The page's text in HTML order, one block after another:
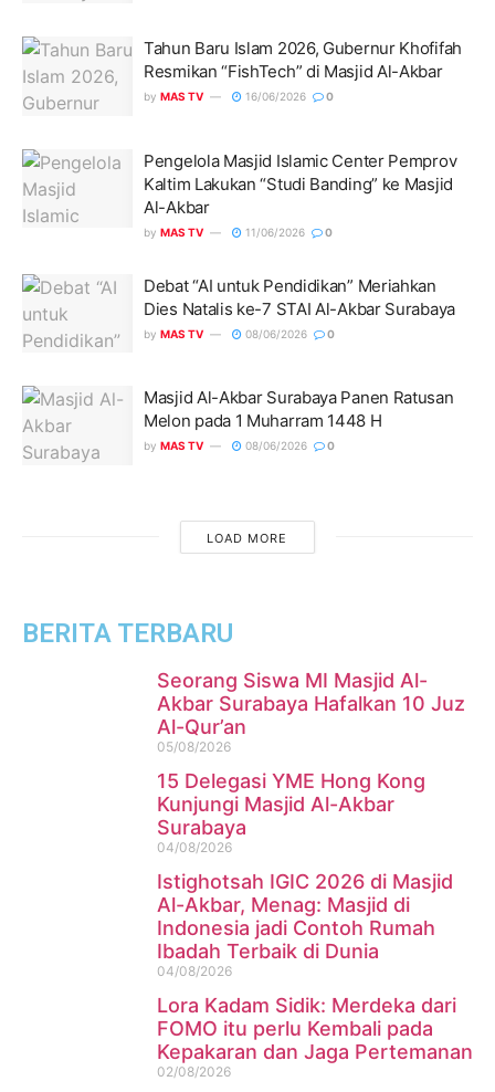
Tahun Baru Islam 2026, Gubernur Khofifah
Resmikan “FishTech” di Masjid Al-Akbar
by MAS TV 16/06/2026 0
Pengelola Masjid Islamic Center Pemprov
Kaltim Lakukan “Studi Banding” ke Masjid
Al-Akbar
by MAS TV 11/06/2026 0
Debat “AI untuk Pendidikan” Meriahkan
Dies Natalis ke-7 STAI Al-Akbar Surabaya
by MAS TV 08/06/2026 0
Masjid Al-Akbar Surabaya Panen Ratusan
Melon pada 1 Muharram 1448 H
by MAS TV 08/06/2026 0
LOAD MORE
BERITA TERBARU
Seorang Siswa MI Masjid Al-
Akbar Surabaya Hafalkan 10 Juz
Al-Qur’an
05/08/2026
15 Delegasi YME Hong Kong
Kunjungi Masjid Al-Akbar
Surabaya
04/08/2026
Istighotsah IGIC 2026 di Masjid
Al-Akbar, Menag: Masjid di
Indonesia jadi Contoh Rumah
Ibadah Terbaik di Dunia
04/08/2026
Lora Kadam Sidik: Merdeka dari
FOMO itu perlu Kembali pada
Kepakaran dan Jaga Pertemanan
02/08/2026